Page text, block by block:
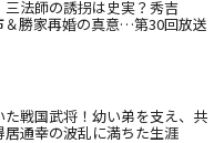
三法師の誘拐は史実？秀吉
＆勝家再婚の真意…第30回放送
戦国武将！幼い弟を支え、共
居通幸の波乱に満ちた生涯